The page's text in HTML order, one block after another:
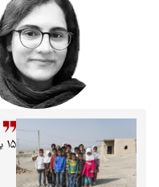
معیشت پایدار
مسئولیت اجتماعی شرکت‌ها
بیشتر
جهان پژوهش
۱۵ بهمن ۱۴۰۳